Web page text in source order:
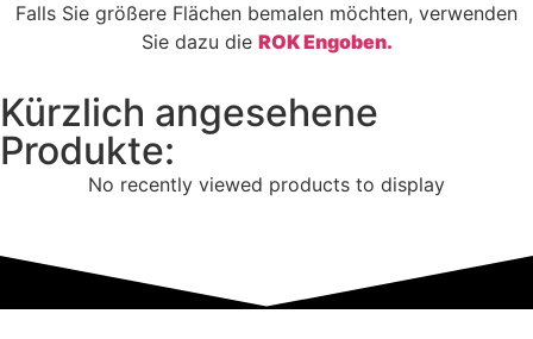
Falls Sie größere Flächen bemalen möchten, verwenden
Sie dazu die ROK Engoben.
Kürzlich angesehene
Produkte:
No recently viewed products to display